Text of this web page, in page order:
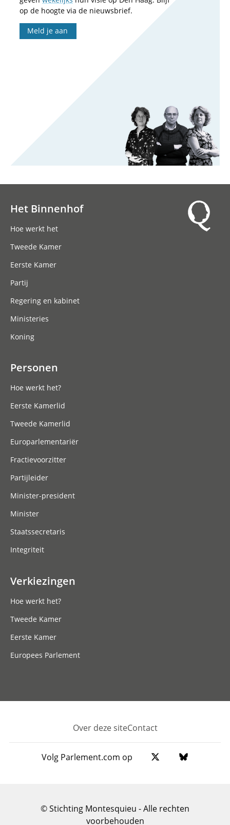
op de hoogte via de nieuwsbrief.
Meld je aan
Het Binnenhof
Hoe werkt het
Tweede Kamer
Eerste Kamer
Partij
Regering en kabinet
Ministeries
Koning
Personen
Hoe werkt het?
Eerste Kamerlid
Tweede Kamerlid
Europarlementariër
Fractievoorzitter
Partijleider
Minister-president
Minister
Staatssecretaris
Integriteit
Verkiezingen
Hoe werkt het?
Tweede Kamer
Eerste Kamer
Europees Parlement
Footer
Over deze siteContact
Volg Parlement.com op
© Stichting Montesquieu - Alle rechten
voorbehouden